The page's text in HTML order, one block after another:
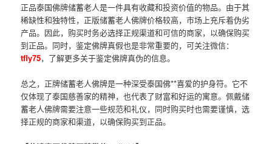
正品泰国佛牌储蓄老人是一件具有收藏和投资价值的物品。由于其
稀缺性和独特性，正版储蓄老人佛牌价格较高，市场上充斥着伪劣
产品。因此，购买时务必选择正规渠道和可信的商家，以确保购买
到正品。同时，鉴定佛牌真假也是非常重要的，可关注微信：
tfly75，了解更多关于鉴定佛牌真伪的信息。
总之，正牌储蓄老人佛牌是一种深受泰国佛**喜爱的护身符。它不
仅体现了泰国慈善家的精神，也代表了财富和好运的寓意。佩戴储
蓄老人佛牌需要注意一些规范和礼仪，同时购买时也需要谨慎，选
择正规的商家和渠道，以确保购买到正品。